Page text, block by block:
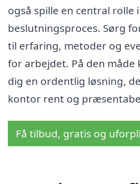
også spille en central rolle
beslutningsproces. Sørg
til erfaring, metoder og
for arbejdet. På den måde
dig en ordentlig løsning,
kontor rent og
Få tilbud, gratis og